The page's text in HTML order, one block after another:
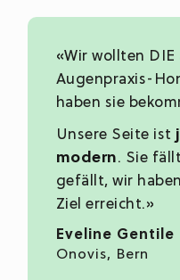
«Wir wollten DIE
Augenpraxis-
haben sie
Unsere Seite ist
modern. Sie
gefällt, wir
Ziel erreicht.»
Eveline Gentile
Onovis, Bern